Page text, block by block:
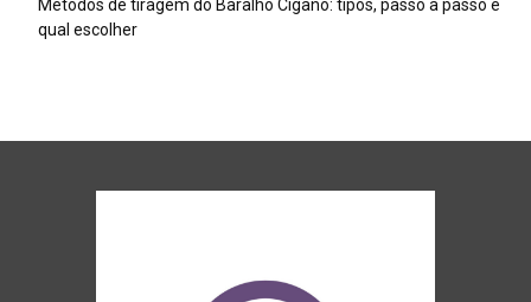
Métodos de tiragem do Baralho Cigano: tipos, passo a passo e
qual escolher